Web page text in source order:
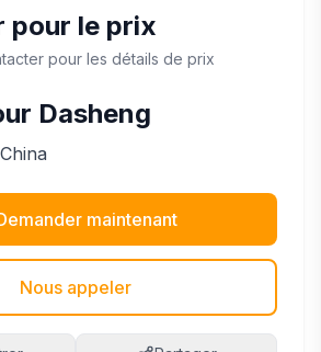
pour le prix
pour les détails de prix
Dasheng
maintenant
Nous appeler